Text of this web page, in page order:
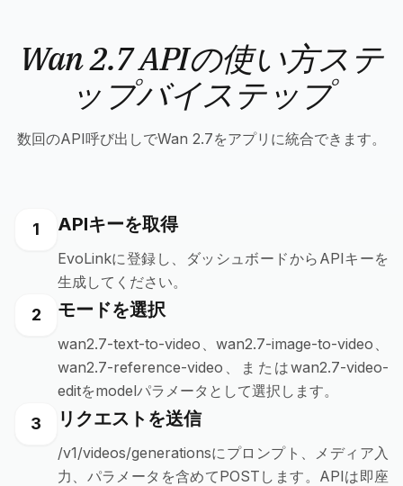
Wan 2.7 APIの使い方ステ
ップバイステップ
数回のAPI呼び出しでWan 2.7をアプリに統合できます。
1 APIキーを取得
EvoLinkに登録し、ダッシュボードからAPIキーを
生成してください。
2 モードを選択
wan2.7-text-to-video、wan2.7-image-to-video、
wan2.7-reference-video、またはwan2.7-video-
editをmodelパラメータとして選択します。
3 リクエストを送信
/v1/videos/generationsにプロンプト、メディア入
力、パラメータを含めてPOSTします。APIは即座